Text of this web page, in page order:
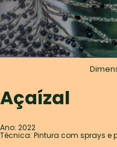
Açaízal
Ano: 2022
Técnica: Pintura com sprays e